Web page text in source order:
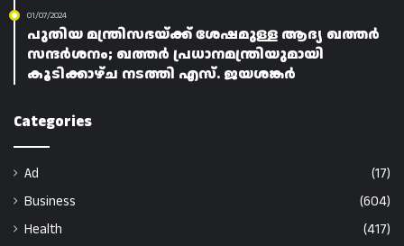
01/07/2024
പുതിയ മന്ത്രിസഭയ്ക്ക് ശേഷമുള്ള ആദ്യ ഖത്തർ
സന്ദർശനം; ഖത്തർ പ്രധാനമന്ത്രിയുമായി
കൂടിക്കാഴ്ച നടത്തി എസ്. ജയശങ്കർ
Categories
Ad
(17)
Business
(604)
Health
(417)